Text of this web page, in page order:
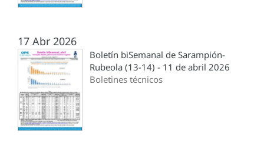
17 Abr 2026
Boletín biSemanal de Sarampión-
Rubeola (13-14) - 11 de abril 2026
Boletines técnicos